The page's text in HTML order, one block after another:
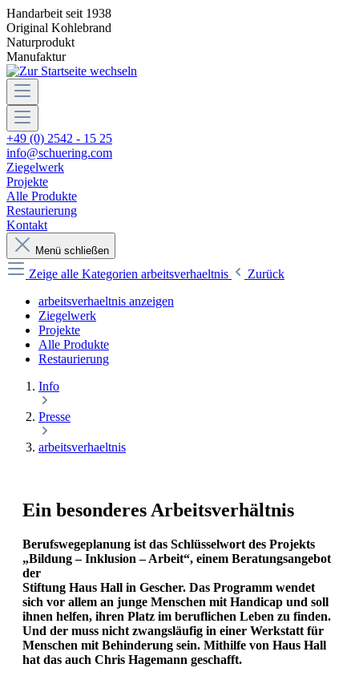
Handarbeit seit 1938
Original Kohlebrand
Naturprodukt
Manufaktur
+49 (0) 2542 - 15 25
info@schuering.com
Ziegelwerk
Projekte
Alle Produkte
Restaurierung
Kontakt
Menü schließen
Zeige alle Kategorien arbeitsverhaeltnis
Zurück
arbeitsverhaeltnis anzeigen
Ziegelwerk
Projekte
Alle Produkte
Restaurierung
Info
Presse
arbeitsverhaeltnis
Ein besonderes Arbeitsverhältnis
Berufswegeplanung ist das Schlüsselwort des Projekts
„Bildung – Inklusion – Arbeit“, einem Beratungsangebot
der
Stiftung Haus Hall in Gescher. Das Programm wendet
sich vor allem an junge Menschen mit Handicap und soll
ihnen helfen, ihren Platz im beruflichen Leben zu finden.
Und der muss nicht zwangsläufig in einer Werkstatt für
Menschen mit Behinderung sein. Mithilfe von Haus Hall
hat das auch Chris Hagemann geschafft.